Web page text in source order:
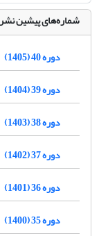
شماره‌های پیشین
دوره 40 (1405)
دوره 39 (1404)
دوره 38 (1403)
دوره 37 (1402)
دوره 36 (1401)
دوره 35 (1400)